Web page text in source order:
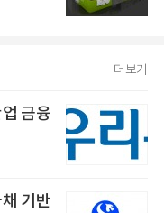
더보기
금융
기반